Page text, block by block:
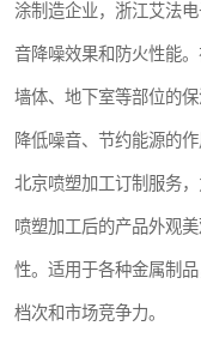
涂制造企业，浙江艾法
音降噪效果和防火性能
墙体、地下室等部位的
降低噪音、节约能源的作
北京喷塑加工订制服务
喷塑加工后的产品外观
性。适用于各种金属制
档次和市场竞争力。